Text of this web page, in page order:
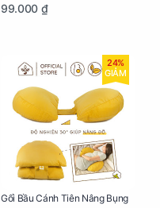
99.000 ₫
24%
GIẢM
Gối Bầu Cánh Tiên Nâng Bụng